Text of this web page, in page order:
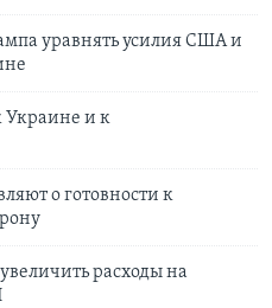
уравнять усилия США и
Украине и к
о готовности к
расходы на